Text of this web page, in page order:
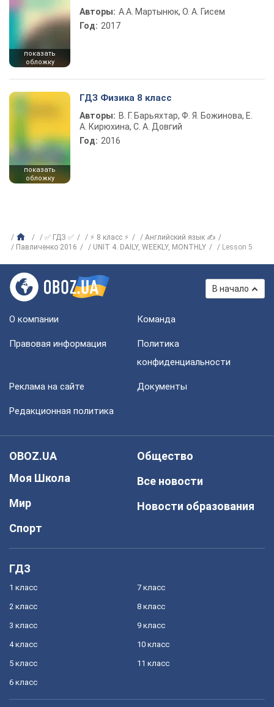
показать
обложку
Авторы: А.А. Мартынюк, О. А. Гисем
Год: 2017
показать
обложку
ГДЗ Физика 8 класс
Авторы: В. Г. Барьяхтар, Ф. Я. Божинова, Е.
А. Кирюхина, С. А. Довгий
Год: 2016
✅ ГДЗ ✅ ⚡ 8 класс ⚡
Английский язык ✍
Павличенко 2016
UNIT 4. DAILY, WEEKLY, MONTHLY Lesson 5
В начало
О компании Команда
Правовая информация
Политика
конфиденциальности
Реклама на сайте Документы
Редакционная политика
OBOZ.UA
Моя Школа
Мир
Спорт
Общество
Все новости
Новости образования
ГДЗ
1 класс
2 класс
3 класс
4 класс
5 класс
6 класс
7 класс
8 класс
9 класс
10 класс
11 класс